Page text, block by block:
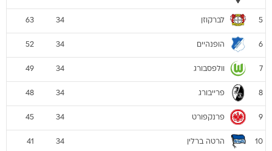
5 לברקוזן 34
63
6 הופנהיים 34
52
7 וולפסבורג 34
49
8 פרייבורג 34
48
9 פרנקפורט 34
45
10 הרטה ברלין 34
41